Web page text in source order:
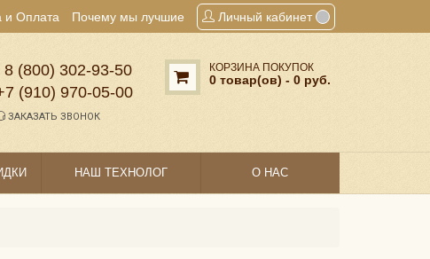
и Оплата Почему мы лучшие Личный кабинет
8 (800) 302‑93‑50
(910) 970‑05‑00
ЗАКАЗАТЬ ЗВОНОК
КОРЗИНА ПОКУПОК
0 товар(ов) - 0 руб.
НАШ ТЕХНОЛОГ О НАС